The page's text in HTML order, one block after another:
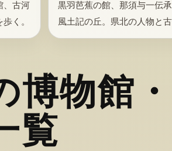
、古河
く。
黒羽芭蕉の館、那須与一伝
風土記の丘。県北の人物と古
博物館
覧